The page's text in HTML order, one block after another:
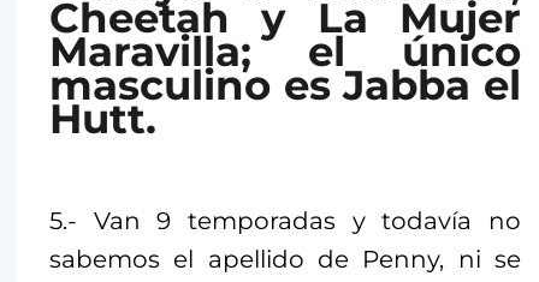
Cheetah y La Mujer
Maravilla; el único
masculino es Jabba el
Hutt.
5.- Van 9 temporadas y todavía no
sabemos el apellido de Penny, ni se